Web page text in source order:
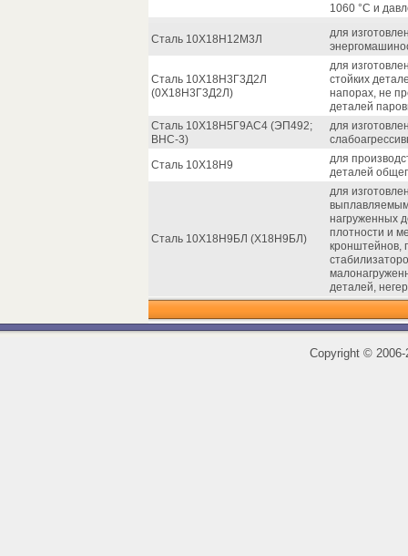
1060 °С и
Сталь 10Х18Н12М3Л
для
Сталь 10Х18Н3Г3Д2Л
(0Х18Н3Г3Д2Л)
для
стойких
напорах, не
деталей
Сталь 10Х18Н5Г9АС4 (ЭП492;
ВНС-3)
для
Сталь 10Х18Н9
для
деталей
Сталь 10Х18Н9БЛ (Х18Н9БЛ)
для
нагруженных
плотности и
кронштейнов,
деталей,
Copyright ©